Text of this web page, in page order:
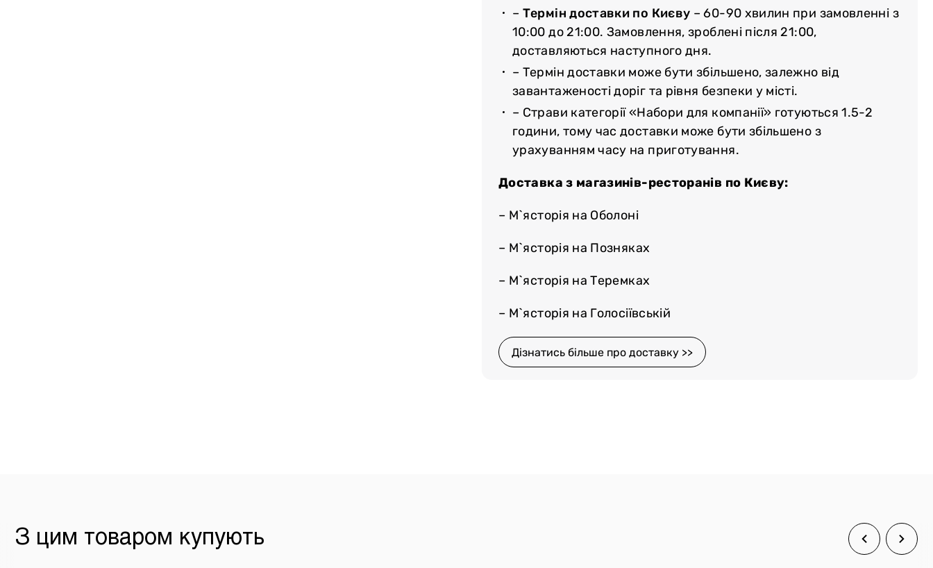
– Термін доставки по Києву – 60-90 хвилин при замовленні з
10:00 до 21:00. Замовлення, зроблені після 21:00,
доставляються наступного дня.
– Термін доставки може бути збільшено, залежно від
завантаженості доріг та рівня безпеки у місті.
– Страви категорії «Набори для компанії» готуються 1.5-2
години, тому час доставки може бути збільшено з
урахуванням часу на приготування.
Доставка з магазинів-ресторанів по Києву:
– М`ясторія на Оболоні
– М`ясторія на Позняках
– М`ясторія на Теремках
– М`ясторія на Голосіївській
Дізнатись більше про доставку >>
З цим товаром купують